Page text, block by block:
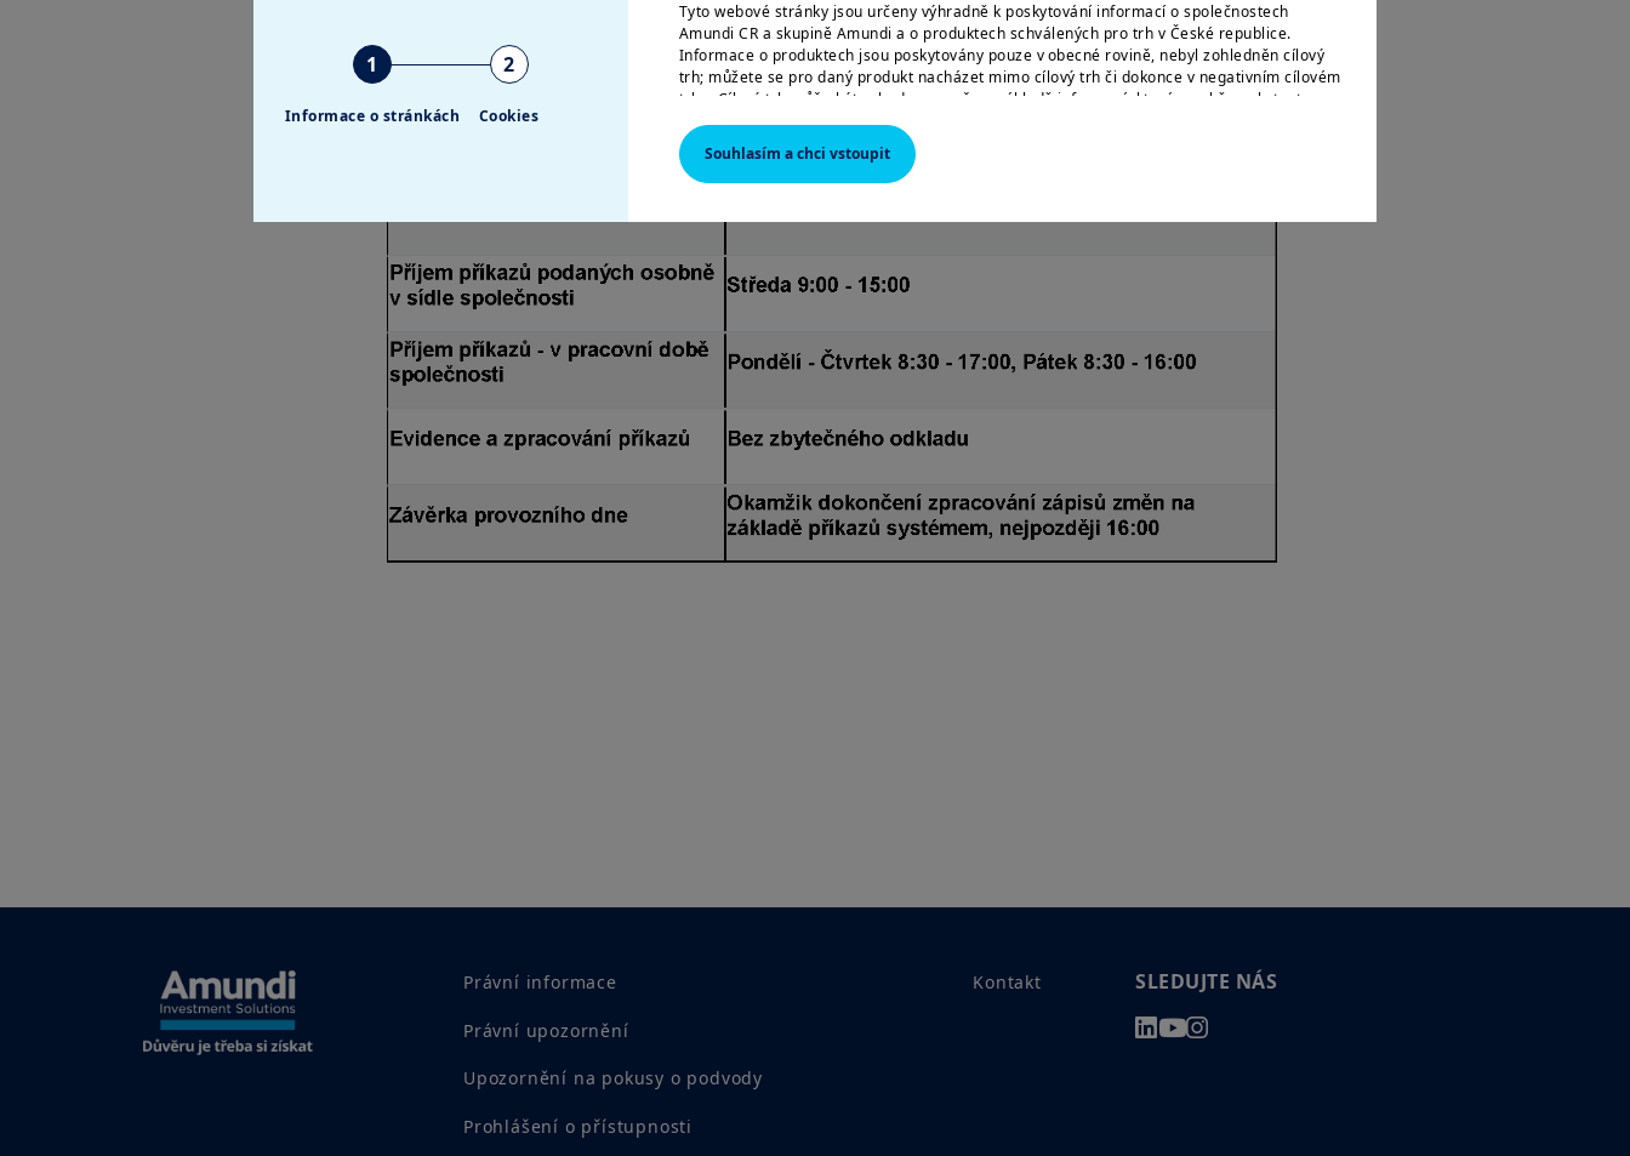
1
Informace o stránkách
2
Cookies
Tyto webové stránky jsou určeny výhradně k poskytování informací o společnostech
Amundi CR a skupině Amundi a o produktech schválených pro trh v České republice.
Informace o produktech jsou poskytovány pouze v obecné rovině, nebyl zohledněn cílový
trh; můžete se pro daný produkt nacházet mimo cílový trh či dokonce v negativním cílovém
trhu. Cílový trh může být vyhodnocen až na základě informací, které o sobě poskytnete
distributorovi daného produktu.
Informace zde uvedené nemusí být úplné, mohou se postupem času měnit a Amundi CR je
může bez upozornění kdykoliv aktualizovat.
AMERICKÉ OSOBY
Informace obsažené na těchto stránkách nejsou určeny státním příslušníkům či občanům
Spojených států amerických, resp. „americkým osobám“ tak, jak jsou definovány v „nařízení
papírech (Securities Act) z roku 1933, což se vztahuje zejména na všechny fyzické osoby
žijící ve Spojených státech amerických a jakékoliv partnerství nebo obchodní společnost
založenou nebo zapsanou podle amerických právních předpisů. Jste-li „americkou osobou“,
Váš přístup k těmto webovým stránkám se řídí platnými českými právními předpisy a
Vstupem na naše webové stránky potvrzujete, že jste se s těmito podmínkami přístupu
seznámili a že s nimi souhlasíte.
Souhlasím a chci vstoupit
Právní informace
Právní upozornění
Upozornění na pokusy o podvody
Prohlášení o přístupnosti
Kontakt SLEDUJTE NÁS